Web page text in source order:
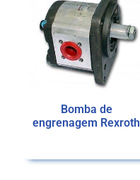
Bomba de
engrenagem Rexroth